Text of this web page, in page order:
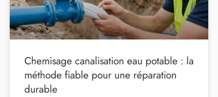
Chemisage canalisation eau potable : la
méthode fiable pour une réparation
durable